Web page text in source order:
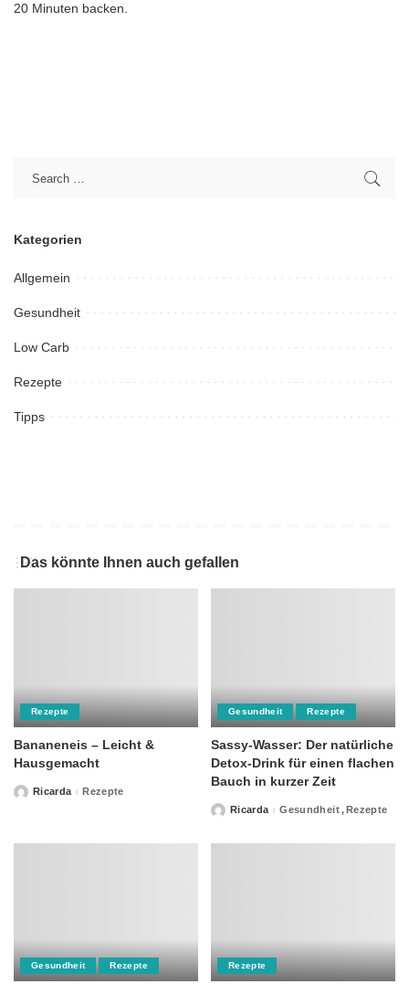
20 Minuten backen.
Kategorien
Allgemein
Gesundheit
Low Carb
Rezepte
Tipps
Das könnte Ihnen auch gefallen
Rezepte
Bananeneis – Leicht &
Hausgemacht
PostedRicarda Rezepte
Gesundheit Rezepte
Sassy-Wasser: Der natürliche
Detox-Drink für einen flachen
Bauch in kurzer Zeit
PostedRicarda Gesundheit Rezepte
Gesundheit Rezepte Rezepte